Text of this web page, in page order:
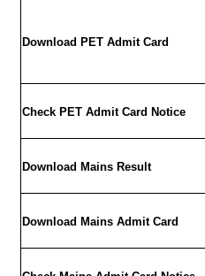
Download PET Admit Card
Check PET Admit Card Notice
Download Mains Result
Download Mains Admit Card